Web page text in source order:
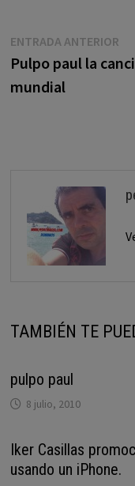
Navegación
de
ENTRADA ANTERIOR
Pulpo paul la
mundial
TAMBIÉN TE
pulpo paul
8 julio, 2010
Iker Casillas
usando un iPhone.